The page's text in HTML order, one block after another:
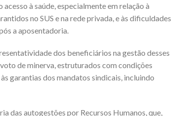
à saúde, especialmente em relação à
no SUS e na rede privada, e às dificuldades
a aposentadoria.
dos beneficiários na gestão desses
de minerva, estruturados com condições
garantias dos mandatos sindicais, incluindo
das autogestões por Recursos Humanos, que,